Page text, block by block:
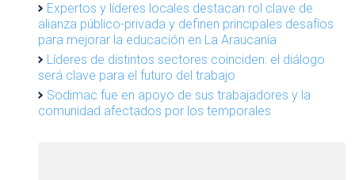
Expertos y líderes locales destacan rol clave de
alianza público-privada y definen principales desafíos
para mejorar la educación en La Araucanía
Líderes de distintos sectores coinciden: el diálogo
será clave para el futuro del trabajo
Sodimac fue en apoyo de sus trabajadores y la
comunidad afectados por los temporales